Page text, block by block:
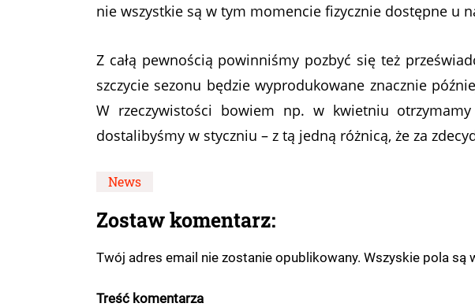
nie wszystkie są w tym momencie fizycznie dostępne u
Z całą pewnością powinniśmy pozbyć się też
szczycie sezonu będzie wyprodukowane znacznie
W rzeczywistości bowiem np. w kwietniu
dostalibyśmy w styczniu – z tą jedną różnicą, że za
News
Zostaw komentarz:
Twój adres email nie zostanie opublikowany. Wszyskie pola są
Treść komentarza